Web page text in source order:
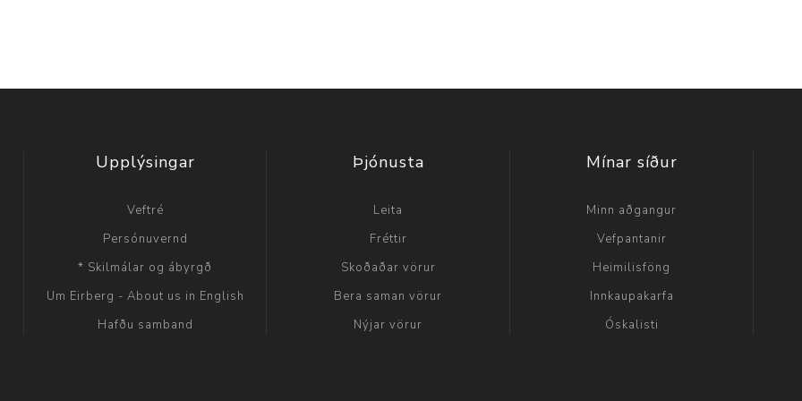
Upplýsingar
Veftré
Persónuvernd
* Skilmálar og ábyrgð
Um Eirberg - About us in English
Hafðu samband
Þjónusta
Leita
Fréttir
Skoðaðar vörur
Bera saman vörur
Nýjar vörur
Mínar síður
Minn aðgangur
Vefpantanir
Heimilisföng
Innkaupakarfa
Óskalisti